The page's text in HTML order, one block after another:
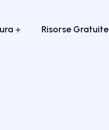
Risorse Gratuite